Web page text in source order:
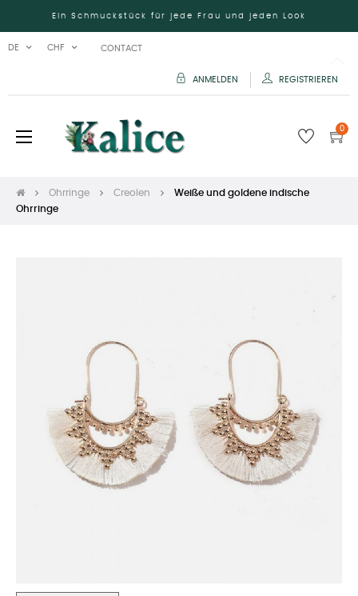
Ein Schmuckstück für jede Frau und jeden Look
DE CHF CONTACT
ANMELDEN REGISTRIEREN
Umschalten
☰ 0
Ohrringe Creolen
Weiße und goldene indische
Ohrringe